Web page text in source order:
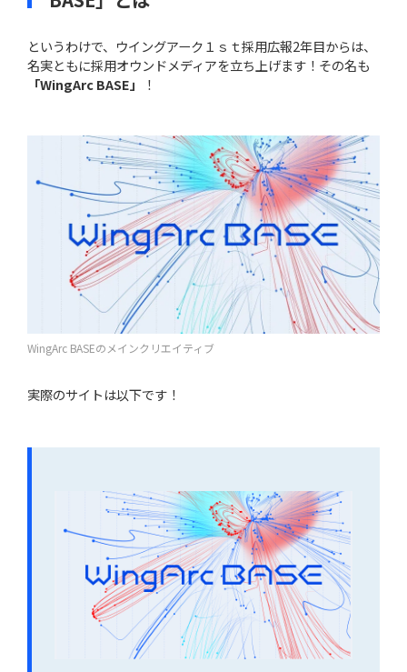
というわけで、ウイングアーク１ｓｔ採用広報2年目からは、
名実ともに採用オウンドメディアを立ち上げます！その名も
「WingArc BASE」
！
WingArc BASEのメインクリエイティブ
実際のサイトは以下です！